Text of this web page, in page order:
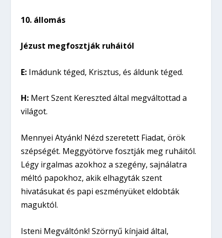
10. állomás
Jézust megfosztják ruháitól
E: Imádunk téged, Krisztus, és áldunk téged.
H: Mert Szent Kereszted által megváltottad a
világot.
Mennyei Atyánk! Nézd szeretett Fiadat, örök
szépségét. Meggyötörve fosztják meg ruháitól.
Légy irgalmas azokhoz a szegény, sajnálatra
méltó papokhoz, akik elhagyták szent
hivatásukat és papi eszményüket eldobták
maguktól.
Isteni Megváltónk! Szörnyű kínjaid által,